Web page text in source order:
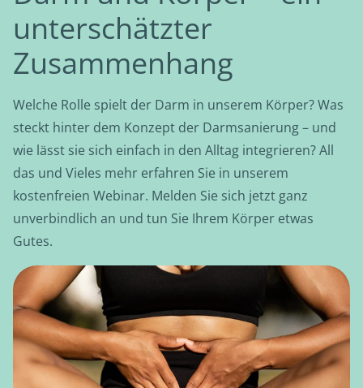
unterschätzter
Zusammenhang
Welche Rolle spielt der Darm in unserem Körper? Was
steckt hinter dem Konzept der Darmsanierung – und
wie lässt sie sich einfach in den Alltag integrieren? All
das und Vieles mehr erfahren Sie in unserem
kostenfreien Webinar. Melden Sie sich jetzt ganz
unverbindlich an und tun Sie Ihrem Körper etwas
Gutes.